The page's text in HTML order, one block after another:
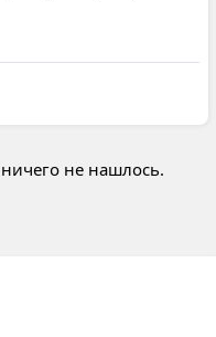
не нашлось.